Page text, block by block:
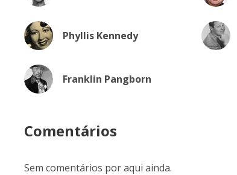
Phyllis Kennedy
Franklin Pangborn
Comentários
Sem comentários por aqui ainda.